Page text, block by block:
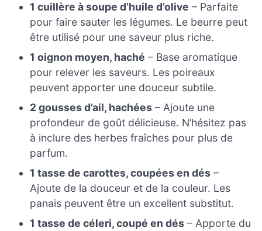
1 cuillère à soupe d’huile d’olive – Parfaite
pour faire sauter les légumes. Le beurre peut
être utilisé pour une saveur plus riche.
1 oignon moyen, haché – Base aromatique
pour relever les saveurs. Les poireaux
peuvent apporter une douceur subtile.
2 gousses d’ail, hachées – Ajoute une
profondeur de goût délicieuse. N’hésitez pas
à inclure des herbes fraîches pour plus de
parfum.
1 tasse de carottes, coupées en dés –
Ajoute de la douceur et de la couleur. Les
panais peuvent être un excellent substitut.
1 tasse de céleri, coupé en dés – Apporte du